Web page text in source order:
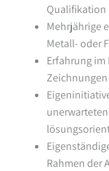
Qualifikation
Mehrjährige
Metall- oder
Erfahrung
Rahmen der